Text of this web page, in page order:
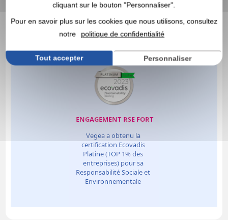
cliquant sur le bouton "Personnaliser".
Pour en savoir plus sur les cookies que nous utilisons, consultez
notre
politique de confidentialité
Tout accepter Personnaliser